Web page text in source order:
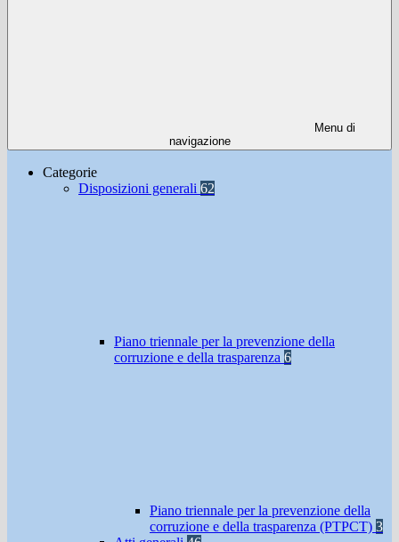
Menu di
navigazione
Categorie
Disposizioni generali 62
Piano triennale per la prevenzione della
corruzione e della trasparenza 6
Piano triennale per la prevenzione della
corruzione e della trasparenza (PTPCT) 3